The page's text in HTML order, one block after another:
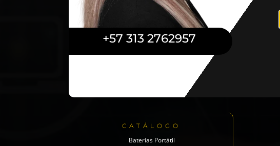
+57 313 2762957
CATÁLOGO
Baterías Portátil